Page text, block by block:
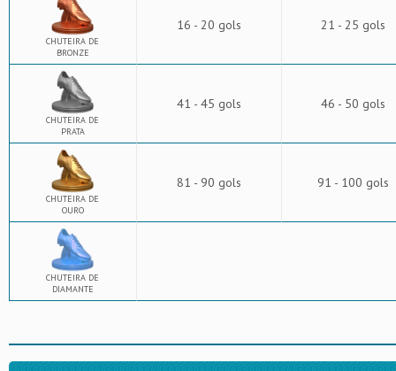
CHUTEIRA DE
BRONZE
16 - 20 gols 21 - 25 gols
CHUTEIRA DE
PRATA
41 - 45 gols 46 - 50 gols
CHUTEIRA DE
OURO
81 - 90 gols 91 - 100 gols
CHUTEIRA DE
DIAMANTE